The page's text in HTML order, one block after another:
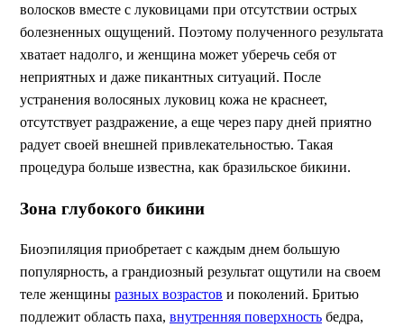
волосков вместе с луковицами при отсутствии острых
болезненных ощущений. Поэтому полученного результата
хватает надолго, и женщина может уберечь себя от
неприятных и даже пикантных ситуаций. После
устранения волосяных луковиц кожа не краснеет,
отсутствует раздражение, а еще через пару дней приятно
радует своей внешней привлекательностью. Такая
процедура больше известна, как бразильское бикини.
Зона глубокого бикини
Биоэпиляция приобретает с каждым днем большую
популярность, а грандиозный результат ощутили на своем
теле женщины разных возрастов и поколений. Бритью
подлежит область паха, внутренняя поверхность бедра,